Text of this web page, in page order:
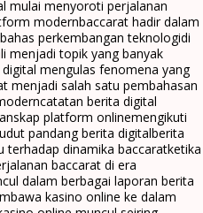
mulai menyoroti perjalanan
modernbaccarat hadir dalam
perkembangan teknologidi
menjadi topik yang banyak
mengulas fenomena yang
menjadi salah satu pembahasan
catatan berita digital
platform onlinemengikuti
pandang berita digitalberita
terhadap dinamika baccaratketika
baccarat di era
dalam berbagai laporan berita
kasino online ke dalam